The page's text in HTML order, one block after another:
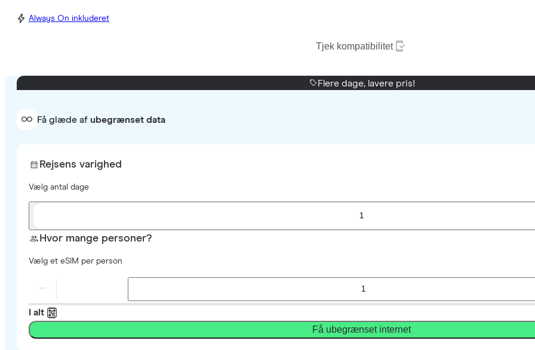
Always On inkluderet
Tjek kompatibilitet
Flere dage, lavere pris!
Få glæde af ubegrænset data
Rejsens varighed
Vælg antal dage
1
Hvor mange personer?
Vælg et eSIM per person
I alt
Få ubegrænset internet